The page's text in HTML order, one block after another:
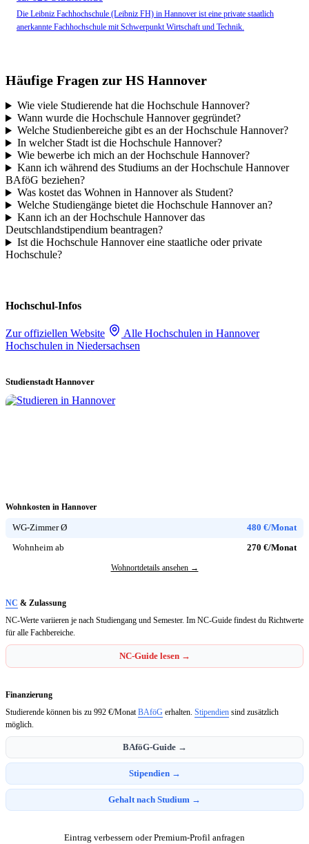
Die Leibniz Fachhochschule (Leibniz FH) in Hannover ist eine private staatlich
anerkannte Fachhochschule mit Schwerpunkt Wirtschaft und Technik.
Häufige Fragen zur HS Hannover
Wie viele Studierende hat die Hochschule Hannover?
Wann wurde die Hochschule Hannover gegründet?
Welche Studienbereiche gibt es an der Hochschule Hannover?
In welcher Stadt ist die Hochschule Hannover?
Wie bewerbe ich mich an der Hochschule Hannover?
Kann ich während des Studiums an der Hochschule Hannover
BAföG beziehen?
Was kostet das Wohnen in Hannover als Student?
Welche Studiengänge bietet die Hochschule Hannover an?
Kann ich an der Hochschule Hannover das
Deutschlandstipendium beantragen?
Ist die Hochschule Hannover eine staatliche oder private
Hochschule?
Hochschul-Infos
Zur offiziellen Website
Alle Hochschulen in Hannover
Hochschulen in Niedersachsen
Studienstadt Hannover
Wohnkosten in Hannover
WG-Zimmer Ø 480 €/Monat
Wohnheim ab 270 €/Monat
Wohnortdetails ansehen →
NC & Zulassung
NC-Werte variieren je nach Studiengang und Semester. Im NC-Guide findest du Richtwerte
für alle Fachbereiche.
NC-Guide lesen →
Finanzierung
Studierende können bis zu 992 €/MonatBAföG erhalten. Stipendien sind zusätzlich
möglich.
BAföG-Guide →
Stipendien →
Gehalt nach Studium →
Eintrag verbessern oder Premium-Profil anfragen